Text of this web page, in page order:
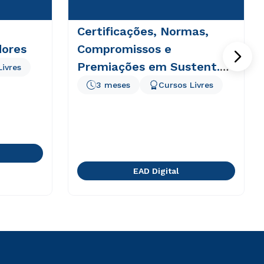
Certificações, Normas,
Compromissos e
Premiações em Sustent.
Empresarial
3 meses Cursos Livres
EAD Digital